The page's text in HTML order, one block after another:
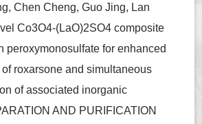
Chen Cheng, Guo Jing, Lan
Co3O4-(LaO)2SO4 composite
peroxymonosulfate for enhanced
roxarsone and simultaneous
of associated inorganic
AND PURIFICATION